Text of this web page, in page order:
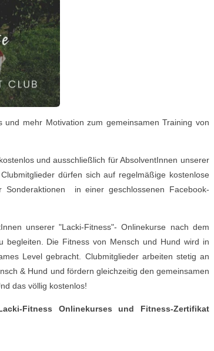
mehr Motivation zum gemeinsamen Training von
und ausschließlich für AbsolventInnen unserer
Clubmitglieder dürfen sich auf regelmäßige kostenlose
Sonderaktionen in einer geschlossenen Facebook-
unserer "Lacki-Fitness"- Onlinekurse nach dem
begleiten. Die Fitness von Mensch und Hund wird in
Level gebracht. Clubmitglieder arbeiten stetig an
& Hund und fördern gleichzeitig den gemeinsamen
das völlig kostenlos!
Fitness Onlinekurses und Fitness-Zertifikat